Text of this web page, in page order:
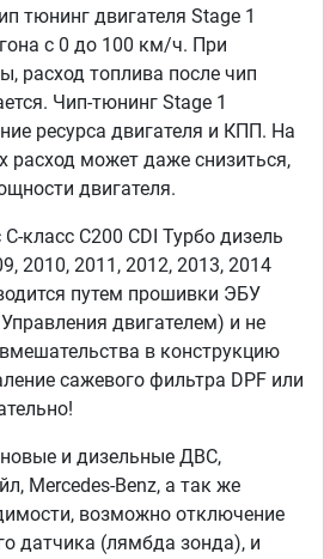
тюнинг двигателя Stage 1
с 0 до 100 км/ч. При
расход топлива после чип
Чип-тюнинг Stage 1
ресурса двигателя и КПП. На
расход может даже снизиться,
двигателя.
класс C200 CDI Турбо дизель
2010, 2011, 2012, 2013, 2014
путем прошивки ЭБУ
двигателем) и не
в конструкцию
сажевого фильтра DPF или
и дизельные ДВС,
Mercedes-Benz, а так же
возможно отключение
датчика (лямбда зонда), и